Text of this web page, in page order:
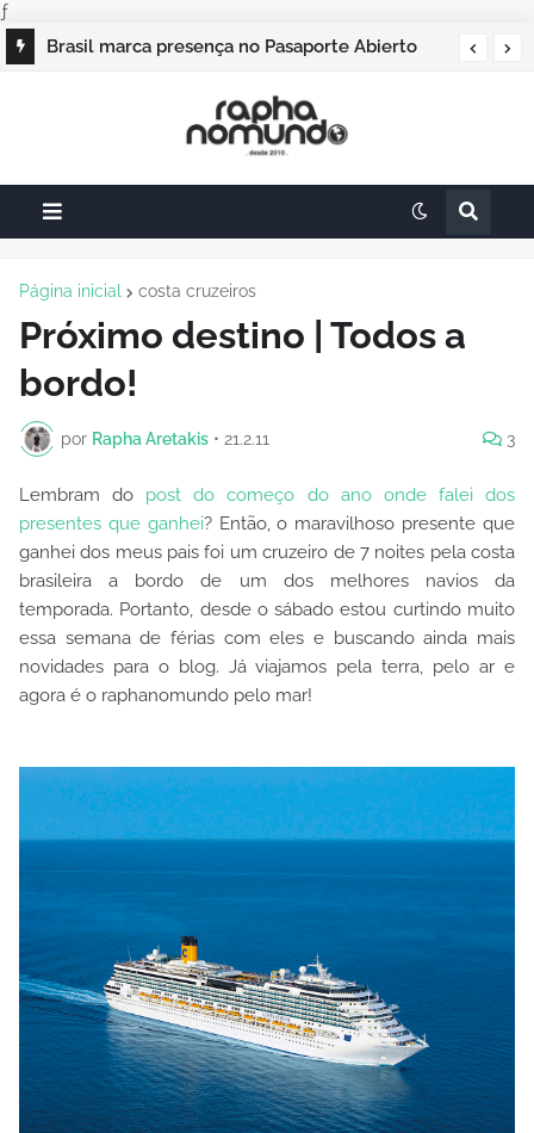
ƒ
Brasil marca presença no Pasaporte Abierto
Página inicial costa cruzeiros
Próximo destino | Todos a
bordo!
por Rapha Aretakis • 21.2.11 3
Lembram do post do começo do ano onde falei dos
presentes que ganhei? Então, o maravilhoso presente que
ganhei dos meus pais foi um cruzeiro de 7 noites pela costa
brasileira a bordo de um dos melhores navios da
temporada. Portanto, desde o sábado estou curtindo muito
essa semana de férias com eles e buscando ainda mais
novidades para o blog. Já viajamos pela terra, pelo ar e
agora é o raphanomundo pelo mar!